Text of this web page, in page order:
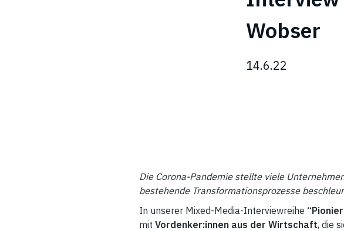
Wobser
14.6.22
Die Corona-Pandemie stellte viele
bestehende Transformationsprozesse
In unserer Mixed-Media-Interviewreihe
mit Vordenker:innen aus der Wirtschaft, die